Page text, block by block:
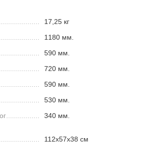
17,25 кг
1180 мм.
590 мм.
720 мм.
590 мм.
530 мм.
340 мм.
112x57x38 см